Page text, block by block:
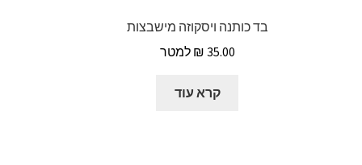
בד כותנה ויסקוזה מישבצות
35.00
₪
קרא עוד